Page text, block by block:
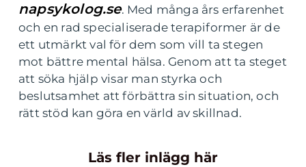
napsykolog.se. Med många års erfarenhet
och en rad specialiserade terapiformer är de
ett utmärkt val för dem som vill ta stegen
mot bättre mental hälsa. Genom att ta steget
att söka hjälp visar man styrka och
beslutsamhet att förbättra sin situation, och
rätt stöd kan göra en värld av skillnad.
Läs fler inlägg här